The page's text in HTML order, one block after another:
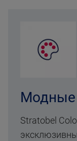
Модные
Stratobel